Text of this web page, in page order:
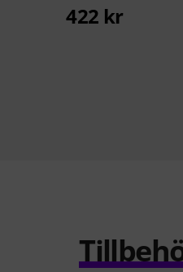
422 kr